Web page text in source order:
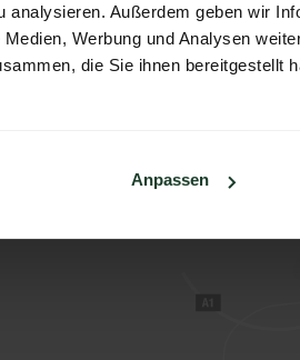
analysieren. Außerdem geben wir
Werbung und Analysen
die Sie ihnen bereitgestellt
Anpassen